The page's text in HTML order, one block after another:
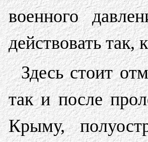
военного
действовать так,
Здесь стоит
так и после
Крыму,